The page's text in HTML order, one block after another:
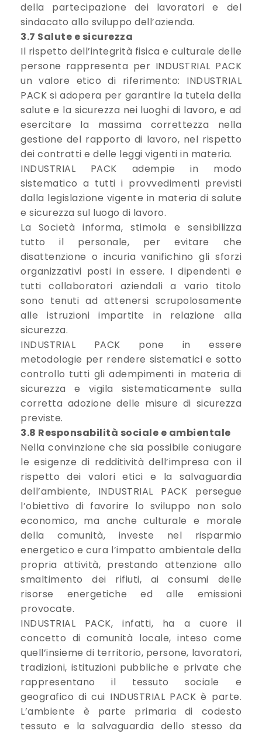
della partecipazione dei lavoratori e del
sindacato allo sviluppo dell’azienda.
3.7 Salute e sicurezza
Il rispetto dell’integrità fisica e culturale delle
persone rappresenta per INDUSTRIAL PACK
un valore etico di riferimento: INDUSTRIAL
PACK si adopera per garantire la tutela della
salute e la sicurezza nei luoghi di lavoro, e ad
esercitare la massima correttezza nella
gestione del rapporto di lavoro, nel rispetto
dei contratti e delle leggi vigenti in materia.
INDUSTRIAL PACK adempie in modo
sistematico a tutti i provvedimenti previsti
dalla legislazione vigente in materia di salute
e sicurezza sul luogo di lavoro.
La Società informa, stimola e sensibilizza
tutto il personale, per evitare che
disattenzione o incuria vanifichino gli sforzi
organizzativi posti in essere. I dipendenti e
tutti collaboratori aziendali a vario titolo
sono tenuti ad attenersi scrupolosamente
alle istruzioni impartite in relazione alla
sicurezza.
INDUSTRIAL PACK pone in essere
metodologie per rendere sistematici e sotto
controllo tutti gli adempimenti in materia di
sicurezza e vigila sistematicamente sulla
corretta adozione delle misure di sicurezza
previste.
3.8 Responsabilità sociale e ambientale
Nella convinzione che sia possibile coniugare
le esigenze di redditività dell’impresa con il
rispetto dei valori etici e la salvaguardia
dell’ambiente, INDUSTRIAL PACK persegue
l’obiettivo di favorire lo sviluppo non solo
economico, ma anche culturale e morale
della comunità, investe nel risparmio
energetico e cura l’impatto ambientale della
propria attività, prestando attenzione allo
smaltimento dei rifiuti, ai consumi delle
risorse energetiche ed alle emissioni
provocate.
INDUSTRIAL PACK, infatti, ha a cuore il
concetto di comunità locale, inteso come
quell’insieme di territorio, persone, lavoratori,
tradizioni, istituzioni pubbliche e private che
rappresentano il tessuto sociale e
geografico di cui INDUSTRIAL PACK è parte.
L’ambiente è parte primaria di codesto
tessuto e la salvaguardia dello stesso da